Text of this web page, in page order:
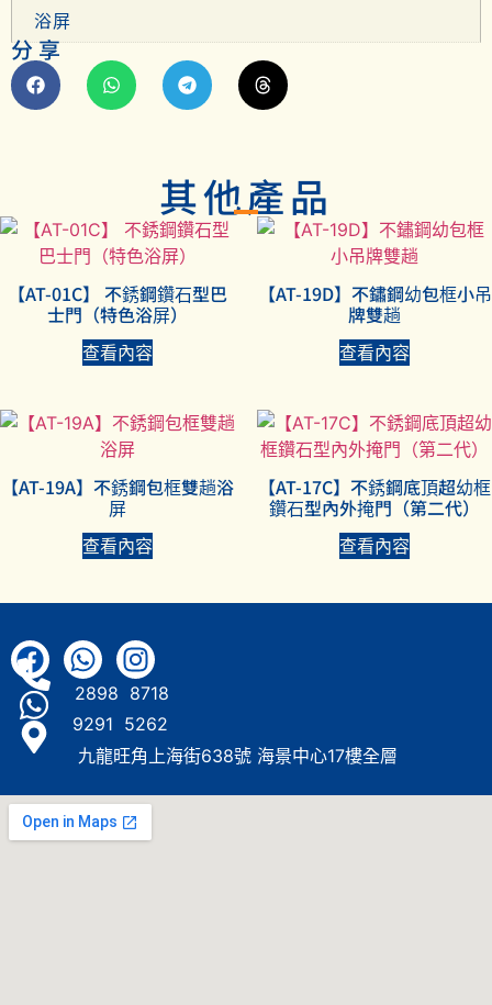
浴屏
分享
其他產品
【AT-01C】 不銹鋼鑽石型巴
士門（特色浴屏）
查看內容
【AT-19D】不鏽鋼幼包框小吊
牌雙趟
查看內容
【AT-19A】不銹鋼包框雙趟浴
屏
查看內容
【AT-17C】不銹鋼底頂超幼框
鑽石型內外掩門（第二代）
查看內容
2898 8718
9291 5262
九龍旺角上海街638號 海景中心17樓全層